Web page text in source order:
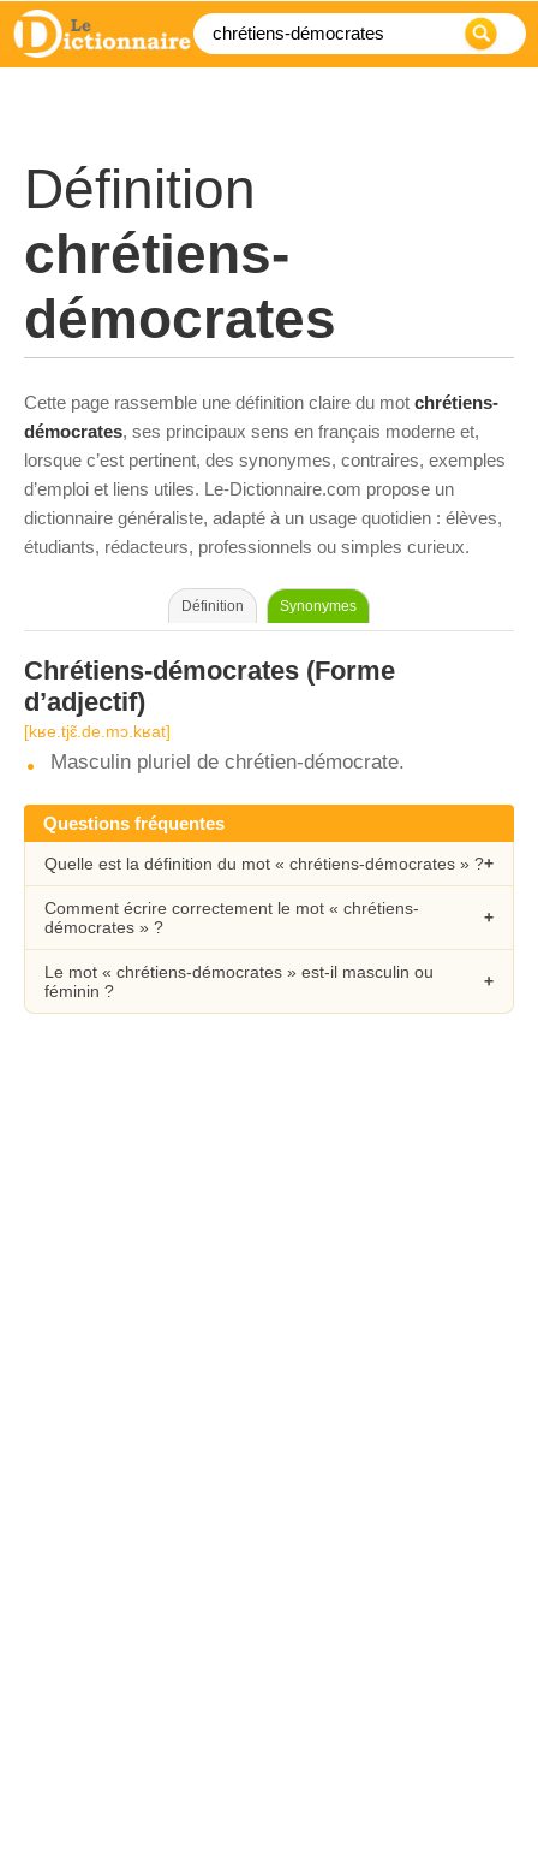
Définition
chrétiens-
démocrates
Cette page rassemble une définition claire du mot chrétiens-
démocrates, ses principaux sens en français moderne et,
lorsque c’est pertinent, des synonymes, contraires, exemples
d’emploi et liens utiles. Le-Dictionnaire.com propose un
dictionnaire généraliste, adapté à un usage quotidien : élèves,
étudiants, rédacteurs, professionnels ou simples curieux.
Définition Synonymes
Chrétiens-démocrates (Forme
d’adjectif)
[kʁe.tjɛ̃.de.mɔ.kʁat]
Masculin pluriel de chrétien-démocrate.
Questions fréquentes
Quelle est la définition du mot « chrétiens-démocrates » ?
Comment écrire correctement le mot « chrétiens-
démocrates » ?
Le mot « chrétiens-démocrates » est-il masculin ou
féminin ?